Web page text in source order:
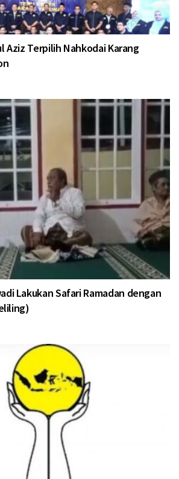
Aziz Terpilih Nahkodai Karang
Lakukan Safari Ramadan dengan